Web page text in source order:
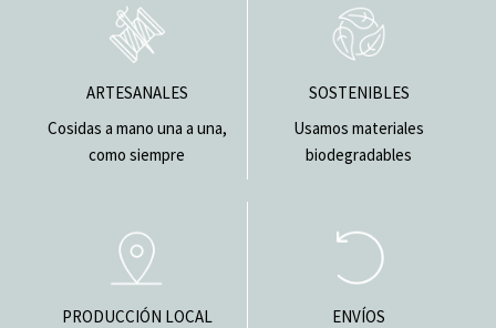
ARTESANALES
Cosidas a mano una a una,
como siempre
SOSTENIBLES
Usamos materiales
biodegradables
PRODUCCIÓN LOCAL ENVÍOS